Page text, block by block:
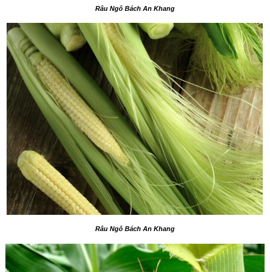
Râu Ngô Bách An Khang
Râu Ngô Bách An Khang